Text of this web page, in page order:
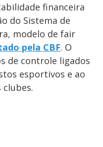
financeira
do Sistema de
modelo de fair
pela CBF. O
de controle ligados
esportivos e ao